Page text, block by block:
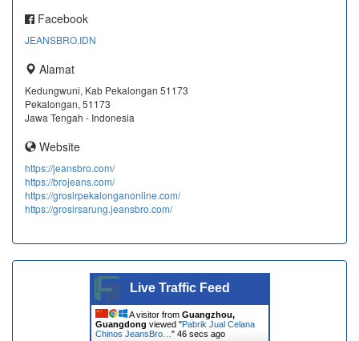
Facebook
JEANSBRO.IDN
Alamat
Kedungwuni, Kab Pekalongan 51173
Pekalongan, 51173
Jawa Tengah - Indonesia
Website
https://jeansbro.com/
https://brojeans.com/
https://grosirpekalonganonline.com/
https://grosirsarung.jeansbro.com/
Live Traffic Feed
A visitor from Guangzhou,
Guangdong viewed "Pabrik Jual Celana
Chinos JeansBro… " 46 secs ago